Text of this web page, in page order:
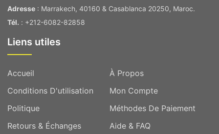
Adresse : Marrakech, 40160 & Casablanca 20250, Maroc.
Tél. : +212-6082-82858
Liens utiles
Accueil
À Propos
Conditions D'utilisation
Mon Compte
Politique
Méthodes De Paiement
Retours & Échanges
Aide & FAQ